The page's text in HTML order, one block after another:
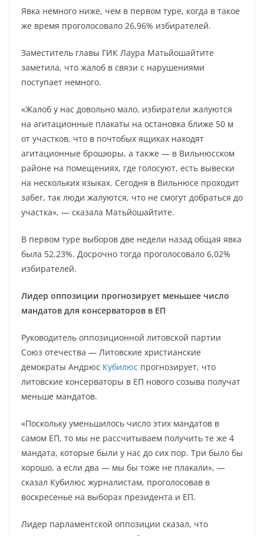
Явка немного ниже, чем в первом туре, когда в такое
же время проголосовало 26,96% избирателей.
Заместитель главы ГИК Лаура Матьйошайтите
заметила, что жалоб в связи с нарушениями
поступает немного.
«Жалоб у нас довольно мало, избиратели жалуются
на агитационные плакаты на остановка ближе 50 м
от участков, что в почтобых ящиках находят
агитационные брошюры, а также — в Вильнюсском
районе на помещениях, где голосуют, есть вывески
на нескольких языках. Сегодня в Вильнюсе проходит
забег, так люди жалуются, что не смогут добраться до
участка», — сказала Матьйошайтите.
В первом туре выборов две недели назад общая явка
была 52,23%. Досрочно тогда проголосовало 6,02%
избирателей.
Лидер оппозиции прогнозирует меньшее число
мандатов для консерваторов в ЕП
Руководитель оппозиционной литовской партии
Союз отечества — Литовские христианские
демократы Андрюс Кубилюс прогнозирует, что
литовские консерваторы в ЕП нового созыва получат
меньше мандатов.
«Поскольку уменьшилось число этих мандатов в
самом ЕП, то мы не рассчитываем получить те же 4
мандата, которые были у нас до сих пор. Три было бы
хорошо, а если два — мы бы тоже не плакали», —
сказал Кубилюс журналистам, проголосовав в
воскресенье на выборах президента и ЕП.
Лидер парламентской оппозиции сказал, что